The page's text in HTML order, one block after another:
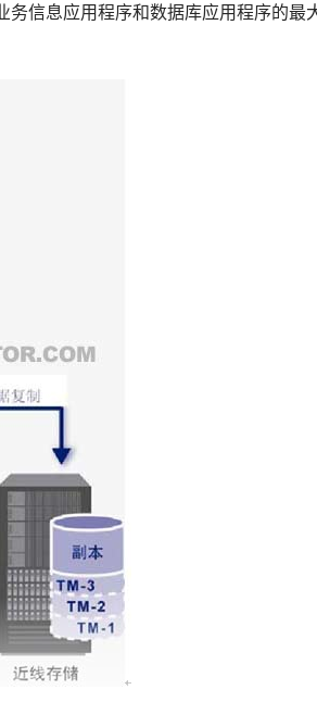
务信息应用程序和数据库应用程序的最